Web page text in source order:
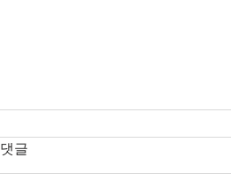
오늘의 호주 뉴스 — 2026년 8
월 8일
댓글